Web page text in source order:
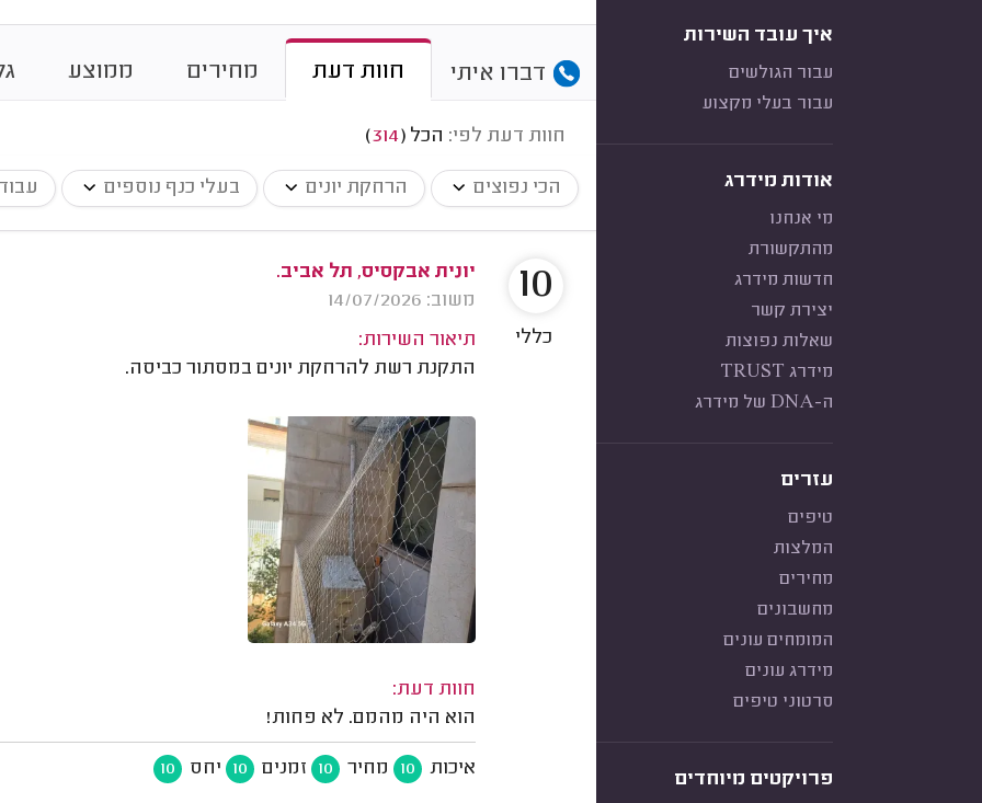
איך עובד השירות
עבור הגולשים
עבור בעלי מקצוע
אודות מידרג
מי אנחנו
מהתקשורת
חדשות מידרג
יצירת קשר
שאלות נפוצות
מידרג TRUST
ה-DNA של מידרג
עזרים
טיפים
המלצות
מחירים
מחשבונים
המומחים עונים
מידרג עונים
סרטוני טיפים
פרויקטים מיוחדים
דברו איתי חוות דעת מחירים ממוצע
חוות דעת לפי: הכל (
314
)
הכי נפוצים הרחקת יונים בעלי כנף נוספים
יונית אבקסיס, תל אביב.
משוב: 14/07/2026
תיאור השירות:
התקנת רשת להרחקת יונים במסתור כביסה.
חוות דעת:
הוא היה מהמם. לא פחות!
איכות 10 מחיר 10 זמנים 10 יחס 10
10
כללי